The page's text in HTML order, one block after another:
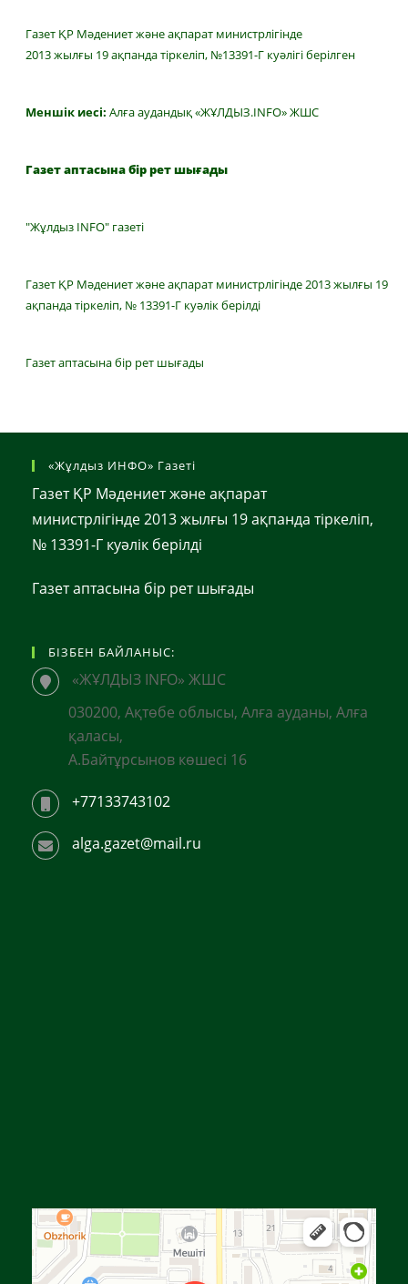
Газет ҚР Мәдениет және ақпарат министрлігінде
2013 жылғы 19 ақпанда тіркеліп, №13391-Г куәлігі берілген
Меншік иесі: Алға аудандық «ЖҰЛДЫЗ.INFO» ЖШС
Газет аптасына бір рет шығады
"Жұлдыз INFO" газеті
Газет ҚР Мәдениет және ақпарат министрлігінде 2013 жылғы 19
ақпанда тіркеліп, № 13391-Г куәлік берілді
Газет аптасына бір рет шығады
«Жұлдыз ИНФО» Газеті
Газет ҚР Мәдениет және ақпарат
министрлігінде 2013 жылғы 19 ақпанда тіркеліп,
№ 13391-Г куәлік берілді
Газет аптасына бір рет шығады
БІЗБЕН БАЙЛАНЫС:
«ЖҰЛДЫЗ INFO» ЖШС
030200, Ақтөбе облысы, Алға ауданы, Алға
қаласы,
А.Байтұрсынов көшесі 16
+77133743102
alga.gazet@mail.ru
Яндекс Карталар — көлік, навигация, орындарды іздеу